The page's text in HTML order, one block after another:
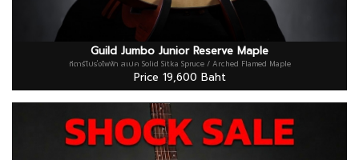
Guild Jumbo Junior Reserve Maple
กีตาร์โปร่งไฟฟ้า สเปค Solid Sitka Spruce / Arched Flamed Maple
Price 19,600 Baht